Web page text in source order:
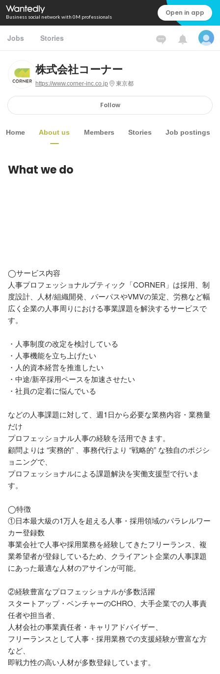
Business social network with 0M professionals Open in app
Jobs Stories
株式会社コーナー
https://www.corner-inc.co.jp 東京都
Follow
Home About us Members Stories Job postings
What we do
◯サービス内容
人事プロフェッショナルブティック「CORNER」は採用、制
度設計、人材/組織開発、パーパスやVMVの策定、労務など幅
広く企業の人事周りにおける事業課題を解決するサービスで
す。
・人事制度の改定を検討している
・人事機能を立ち上げたい
・人的資本経営を推進したい
・中途/新卒採用ペースを加速させたい
・社員の定着に悩んでいる
などの人事課題に対して、週1日から必要な業務内容・業務量
だけ
プロフェッショナル人事の経験を活用できます。
顧問よりは “実務的” 、事務代行より “戦略的” な独自のポジシ
ョニングで、
プロフェッショナルによる課題解決を実働支援型で行いま
す。
◯特徴
①日本最大級の1万人を超える人事・採用領域のパラレルワー
カー登録数
事業会社で人事や採用業務を経験してきたフリーランス、複
業希望者が登録しているため、クライアント企業の人事課題
にあった最適な人材のアサインが可能。
②経験豊富なプロフェッショナルが多数活躍
スタートアップ・ベンチャーのCHRO、大手企業での人事責
任者や担当者、
人材会社の事業責任者・キャリアドバイザー、
フリーランスとして人事・採用業務での支援経験が豊富な方
など、
即戦力性の高い人材が多数登録しています。